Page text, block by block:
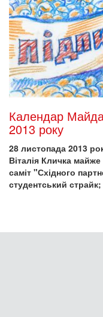
Календар
2013 року
28 листопада 2013
Віталія Кличка
саміт "Східного
студентський